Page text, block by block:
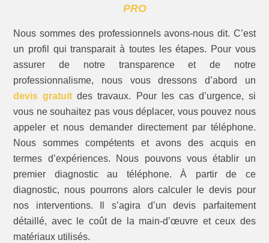
PRO
Nous sommes des professionnels avons-nous dit. C’est
un profil qui transparait à toutes les étapes. Pour vous
assurer de notre transparence et de notre
professionnalisme, nous vous dressons d’abord un
devis gratuit des travaux. Pour les cas d’urgence, si
vous ne souhaitez pas vous déplacer, vous pouvez nous
appeler et nous demander directement par téléphone.
Nous sommes compétents et avons des acquis en
termes d’expériences. Nous pouvons vous établir un
premier diagnostic au téléphone. À partir de ce
diagnostic, nous pourrons alors calculer le devis pour
nos interventions. Il s’agira d’un devis parfaitement
détaillé, avec le coût de la main-d’œuvre et ceux des
matériaux utilisés.